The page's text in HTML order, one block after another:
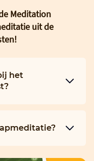
Meditation
uit de
het